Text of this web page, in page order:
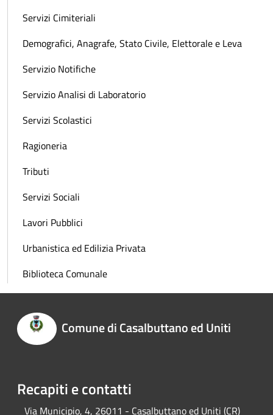
Servizi Cimiteriali
Demografici, Anagrafe, Stato Civile, Elettorale e Leva
Servizio Notifiche
Servizio Analisi di Laboratorio
Servizi Scolastici
Ragioneria
Tributi
Servizi Sociali
Lavori Pubblici
Urbanistica ed Edilizia Privata
Biblioteca Comunale
Comune di Casalbuttano ed Uniti
Recapiti e contatti
Via Municipio, 4, 26011 - Casalbuttano ed Uniti (CR)